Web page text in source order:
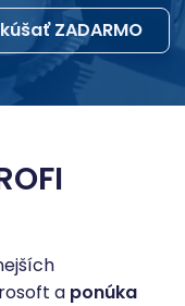
ZADARMO
a ponúka